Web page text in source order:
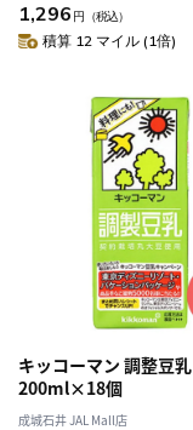
1,296 円 （税込）
積算 12 マイル (1倍)
キッコーマン 調整豆乳
200ml×18個
成城石井 JAL Mall店